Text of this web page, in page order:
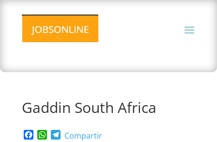
Gaddin South Africa
Facebook
WhatsApp
Telegram
Compartir